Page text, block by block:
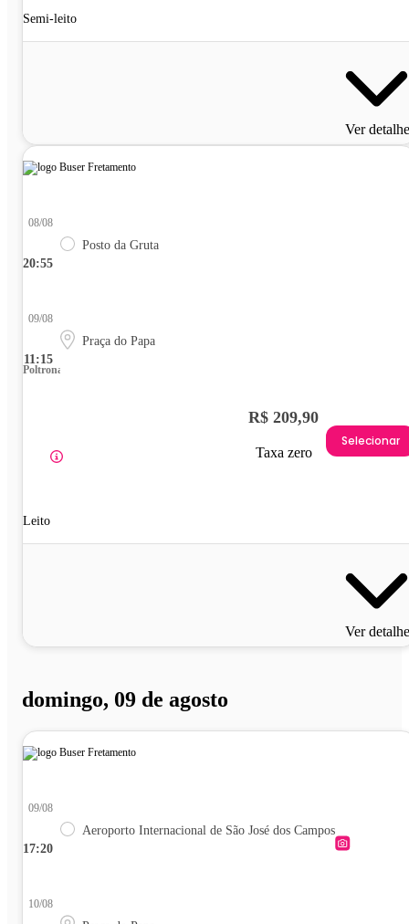
Semi-leito
Ver
20:55
08/08
Posto da Gruta
11:15
09/08
Praça do Papa
Poltrona
Leito
R$ 209,90
Taxa zero
Selecionar
Ver
domingo, 09 de agosto
17:20
09/08
Aeroporto Internacional de São José dos Campos
10/08